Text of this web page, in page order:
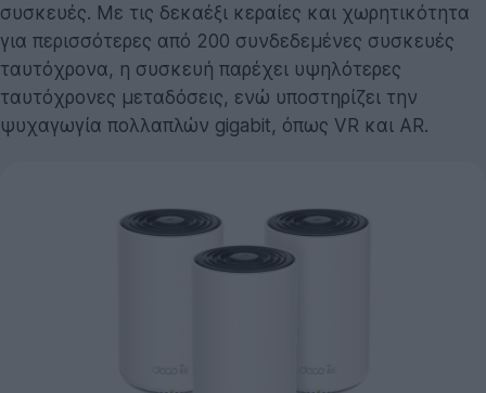
συσκευές. Με τις δεκαέξι κεραίες και χωρητικότητα
για περισσότερες από 200 συνδεδεμένες συσκευές
ταυτόχρονα, η συσκευή παρέχει υψηλότερες
ταυτόχρονες μεταδόσεις, ενώ υποστηρίζει την
ψυχαγωγία πολλαπλών gigabit, όπως VR και AR.